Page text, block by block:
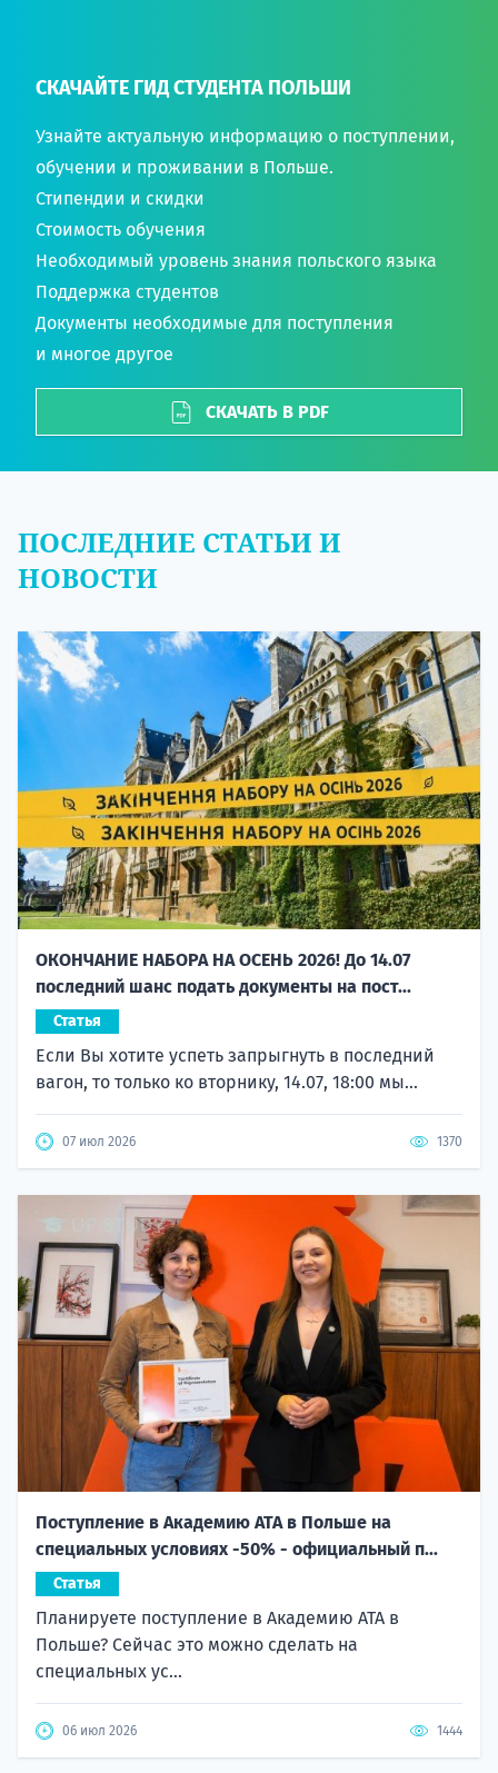
СКАЧАЙТЕ ГИД СТУДЕНТА ПОЛЬШИ
Узнайте актуальную информацию о поступлении,
обучении и проживании в Польше.
Стипендии и скидки
Стоимость обучения
Необходимый уровень знания польского языка
Поддержка студентов
Документы необходимые для поступления
и многое другое
СКАЧАТЬ В PDF
ПОСЛЕДНИЕ СТАТЬИ И
НОВОСТИ
ОКОНЧАНИЕ НАБОРА НА ОСЕНЬ 2026! До 14.07
последний шанс подать документы на пост...
Статья
Если Вы хотите успеть запрыгнуть в последний
вагон, то только ко вторнику, 14.07, 18:00 мы...
07 июл 2026 1370
Поступление в Академию ATA в Польше на
специальных условиях -50% - официальный п...
Статья
Планируете поступление в Академию ATA в
Польше? Сейчас это можно сделать на
специальных ус...
06 июл 2026 1444